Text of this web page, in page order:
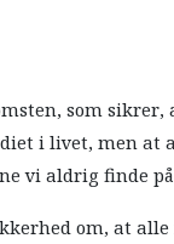
som sikrer,
i livet, men at
vi aldrig finde
om, at alle